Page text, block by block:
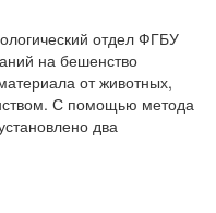
отдел ФГБУ
на бешенство
от животных,
С помощью метода
два